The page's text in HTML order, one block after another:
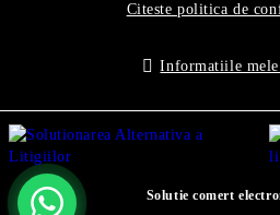
Citeste politica de
Informatiile mele
Solutie comert